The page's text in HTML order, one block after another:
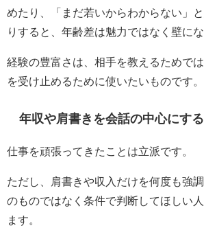
めたり、「まだ若いからわからない」
りすると、年齢差は魅力ではなく壁にな
経験の豊富さは、相手を教えるためで
を受け止めるために使いたいものです。
年収や肩書きを会話の中心にする
仕事を頑張ってきたことは立派です。
ただし、肩書きや収入だけを何度も強
のものではなく条件で判断してほしい
ます。